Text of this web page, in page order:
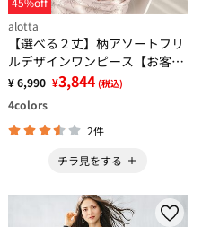
alotta
【選べる２丈】柄アソートフリ
ルデザインワンピース【お客様
企画】
¥ 6,990 ¥3,844 (税込)
4colors
2件
チラ見をする